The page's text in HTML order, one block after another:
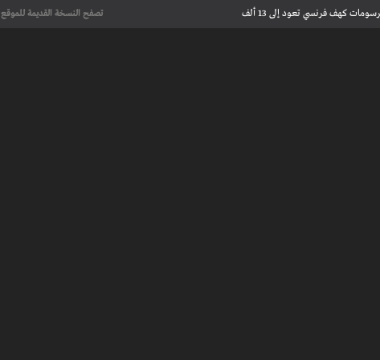
علماء يحددون لأول مرة العمر الحقيقي لرسومات كهف فرنسي تعود إلى 13 ألف تصفح النسخة القديمة للموقع